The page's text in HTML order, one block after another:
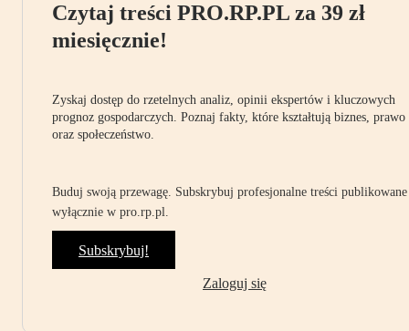
Czytaj treści PRO.RP.PL za 39 zł
miesięcznie!
Zyskaj dostęp do rzetelnych analiz, opinii ekspertów i kluczowych
prognoz gospodarczych. Poznaj fakty, które kształtują biznes, prawo
oraz społeczeństwo.
Buduj swoją przewagę. Subskrybuj profesjonalne treści publikowane
wyłącznie w pro.rp.pl.
Subskrybuj!
Zaloguj się